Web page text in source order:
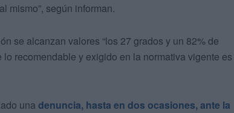
mismo”, según informan.
se alcanzan valores “los 27 grados y un 82% de
recomendable y exigido en la normativa vigente es
una denuncia, hasta en dos ocasiones, ante la